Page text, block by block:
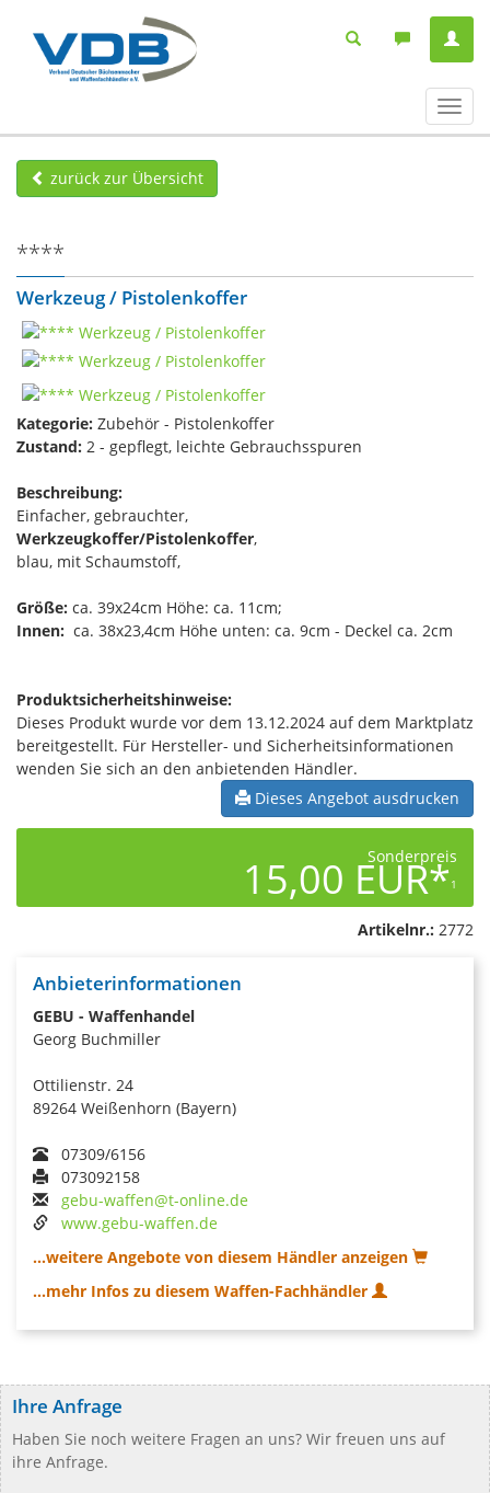
ein-/
zurück zur Übersicht
****
Werkzeug / Pistolenkoffer
Kategorie: Zubehör - Pistolenkoffer
Zustand: 2 - gepflegt, leichte Gebrauchsspuren
Beschreibung:
Einfacher, gebrauchter,
Werkzeugkoffer/Pistolenkoffer,
blau, mit Schaumstoff,
Größe: ca. 39x24cm Höhe: ca. 11cm;
Innen: ca. 38x23,4cm Höhe unten: ca. 9cm - Deckel ca. 2cm
Produktsicherheitshinweise:
Dieses Produkt wurde vor dem 13.12.2024 auf dem Marktplatz
bereitgestellt. Für Hersteller- und Sicherheitsinformationen
wenden Sie sich an den anbietenden Händler.
Dieses Angebot ausdrucken
Sonderpreis
15,00 EUR*1
Artikelnr.: 2772
Anbieterinformationen
GEBU - Waffenhandel
Georg Buchmiller
Ottilienstr. 24
89264 Weißenhorn (Bayern)
07309/6156
073092158
gebu-waffen@t-online.de
www.gebu-waffen.de
...weitere Angebote von diesem Händler anzeigen
...mehr Infos zu diesem Waffen-Fachhändler
Ihre Anfrage
Haben Sie noch weitere Fragen an uns? Wir freuen uns auf
ihre Anfrage.